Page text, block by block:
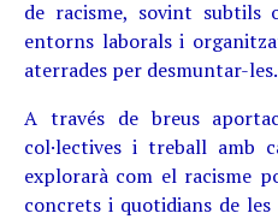
de racisme, sovint subtils
entorns laborals i
aterrades per desmuntar-les.
A través de breus
col·lectives i treball amb
explorarà com el racisme
concrets i quotidians de